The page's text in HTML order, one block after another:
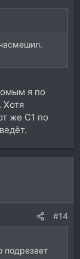
я по
Хотя
же С1 по
#14
подрезает